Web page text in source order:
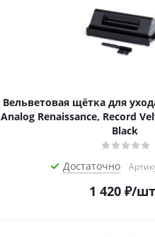
Вельветовая щётка для
Analog Renaissance, Record
Black
Достаточно
1 420₽/шт